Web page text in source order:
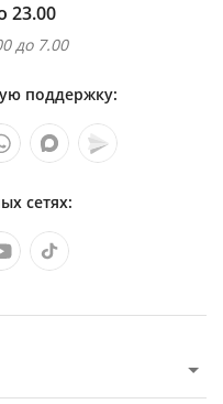
23.00
до 7.00
поддержку:
сетях: